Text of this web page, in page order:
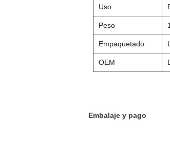
Uso
Peso
Empaquetado
OEM
Embalaje y pago